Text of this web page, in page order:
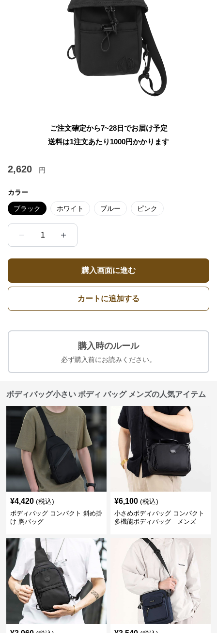
ご注文確定から7~28日でお届け予定
送料は1注文あたり 1000円かかります
2,620 円
カラー
ブラック ホワイト ブルー ピンク
1
購入画面に進む
カートに追加する
購入時のルール
必ず購入前にお読みください。
ボディバッグ小さい ボディ バッグ メンズの人気アイテム
¥4,420 (税込)
ボディバッグ コンパクト 斜め掛
け 胸バッグ
¥6,100 (税込)
小さめボディバッグ コンパクト
多機能ボディバッグ メンズ